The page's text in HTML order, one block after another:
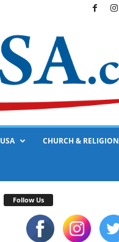
USA CHURCH & RELIGION
Follow Us